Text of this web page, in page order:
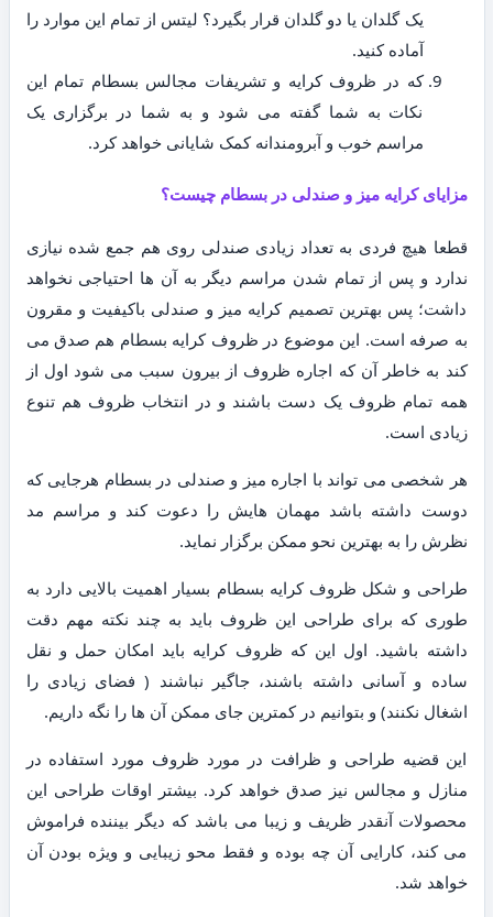
یک گلدان یا دو گلدان قرار بگیرد؟ لیتس از تمام این موارد را
آماده کنید.
که در ظروف کرایه و تشریفات مجالس بسطام تمام این
نکات به شما گفته می شود و به شما در برگزاری یک
مراسم خوب و آبرومندانه کمک شایانی خواهد کرد.
مزایای کرایه میز و صندلی در بسطام چیست؟
قطعا هیچ فردی به تعداد زیادی صندلی روی هم جمع شده نیازی
ندارد و پس از تمام شدن مراسم دیگر به آن ها احتیاجی نخواهد
داشت؛ پس بهترین تصمیم کرایه میز و صندلی باکیفیت و مقرون
به صرفه است. این موضوع در ظروف کرایه بسطام هم صدق می
کند به خاطر آن که اجاره ظروف از بیرون سبب می شود اول از
همه تمام ظروف یک دست باشند و در انتخاب ظروف هم تنوع
زیادی است.
هر شخصی می تواند با اجاره میز و صندلی در بسطام هرجایی که
دوست داشته باشد مهمان هایش را دعوت کند و مراسم مد
نظرش را به بهترین نحو ممکن برگزار نماید.
طراحی و شکل ظروف کرایه بسطام بسیار اهمیت بالایی دارد به
طوری که برای طراحی این ظروف باید به چند نکته مهم دقت
داشته باشید. اول این که ظروف کرایه باید امکان حمل و نقل
ساده و آسانی داشته باشند، جاگیر نباشند ( فضای زیادی را
اشغال نکنند) و بتوانیم در کمترین جای ممکن آن ها را نگه داریم.
این قضیه طراحی و ظرافت در مورد ظروف مورد استفاده در
منازل و مجالس نیز صدق خواهد کرد. بیشتر اوقات طراحی این
محصولات آنقدر ظریف و زیبا می باشد که دیگر بیننده فراموش
می کند، کارایی آن چه بوده و فقط محو زیبایی و ویژه بودن آن
خواهد شد.